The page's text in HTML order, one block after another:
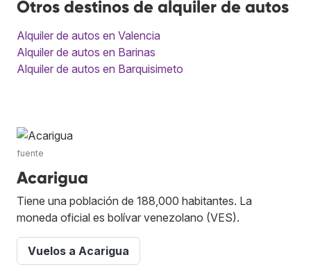
Otros destinos de alquiler de autos
Alquiler de autos en Valencia
Alquiler de autos en Barinas
Alquiler de autos en Barquisimeto
fuente
Acarigua
Tiene una población de 188,000 habitantes. La
moneda oficial es bolívar venezolano (VES).
Vuelos a Acarigua